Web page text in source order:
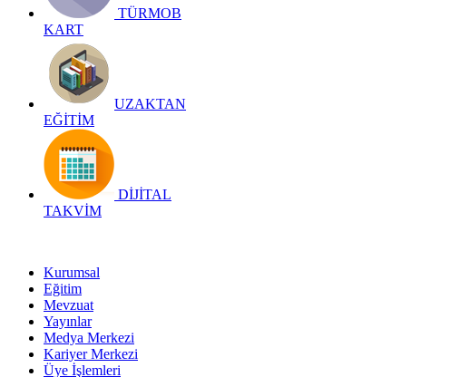
TÜRMOB
KART
UZAKTAN
EĞİTİM
DİJİTAL
TAKVİM
Kurumsal
Eğitim
Mevzuat
Yayınlar
Medya Merkezi
Kariyer Merkezi
Üye İşlemleri